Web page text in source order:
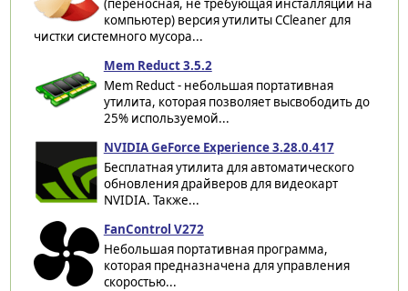
(переносная, не требующая инсталляции на
компьютер) версия утилиты CCleaner для
чистки системного мусора...
Mem Reduct 3.5.2
Mem Reduct - небольшая портативная
утилита, которая позволяет высвободить до
25% используемой...
NVIDIA GeForce Experience 3.28.0.417
Бесплатная утилита для автоматического
обновления драйверов для видеокарт
NVIDIA. Также...
FanControl V272
Небольшая портативная программа,
которая предназначена для управления
скоростью...